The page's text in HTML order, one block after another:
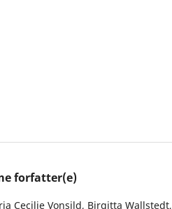
forfatter(e)
Cecilie Vonsild, Birgitta Wallstedt,